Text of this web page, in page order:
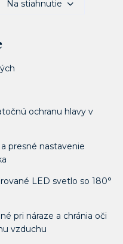
Na stiahnutie
ochranu hlavy v
presné nastavenie
LED svetlo so 180°
pri náraze a chránia oči
vzduchu